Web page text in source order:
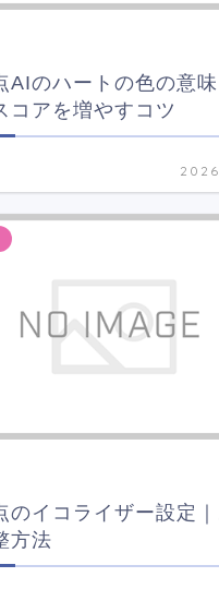
AIのハートの色の意
コアを増やすコツ
2026
のイコライザー設定
方法